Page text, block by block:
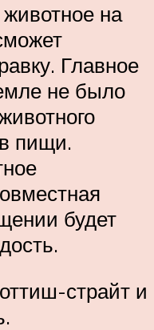
на
Главное
не было
пищи.
будет
страйт и